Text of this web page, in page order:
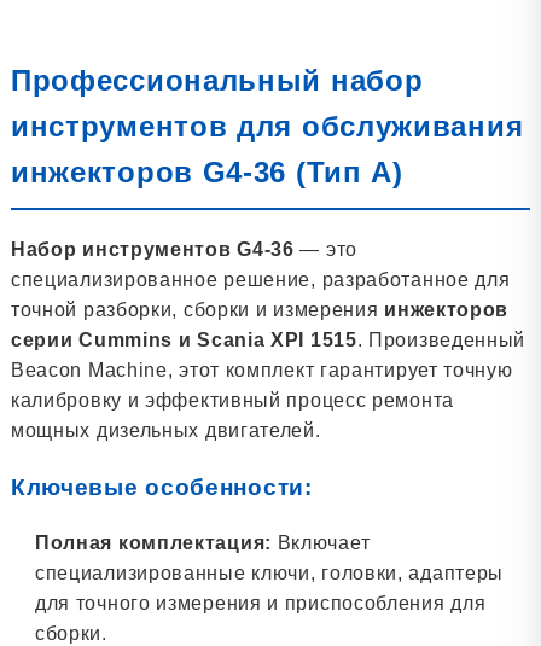
Профессиональный набор
инструментов для обслуживания
инжекторов G4-36 (Тип A)
Набор инструментов G4-36 — это
специализированное решение, разработанное для
точной разборки, сборки и измерения инжекторов
серии Cummins и Scania XPI 1515. Произведенный
Beacon Machine, этот комплект гарантирует точную
калибровку и эффективный процесс ремонта
мощных дизельных двигателей.
Ключевые особенности:
Полная комплектация: Включает
специализированные ключи, головки, адаптеры
для точного измерения и приспособления для
сборки.